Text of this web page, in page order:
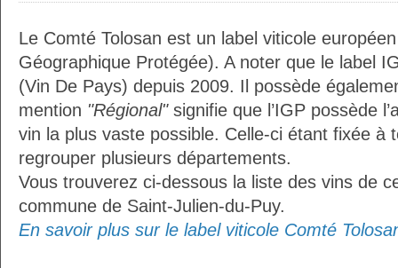
Le Comté Tolosan est un label viticole
Géographique Protégée). A noter que le label
(Vin De Pays) depuis 2009. Il possède
mention "Régional"signifie que l’IGP possède
vin la plus vaste possible. Celle-ci étant fixée à
regrouper plusieurs départements.
Vous trouverez ci-dessous la liste des vins de
commune de Saint-Julien-du-Puy.
En savoir plus sur le label viticole Comté